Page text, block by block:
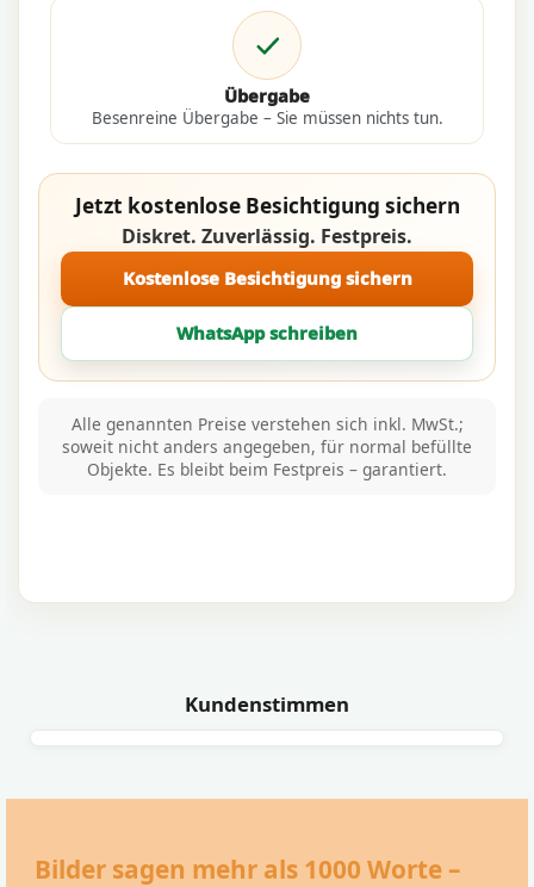
Übergabe
Besenreine Übergabe – Sie müssen nichts tun.
Jetzt kostenlose Besichtigung sichern
Diskret. Zuverlässig. Festpreis.
Kostenlose Besichtigung sichern
WhatsApp schreiben
Alle genannten Preise verstehen sich inkl. MwSt.;
soweit nicht anders angegeben, für normal befüllte
Objekte. Es bleibt beim Festpreis – garantiert.
Kundenstimmen
Bilder sagen mehr als 1000 Worte –